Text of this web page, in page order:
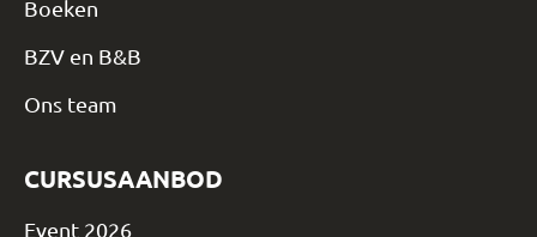
Boeken
BZV en B&B
Ons team
CURSUSAANBOD
Event 2026